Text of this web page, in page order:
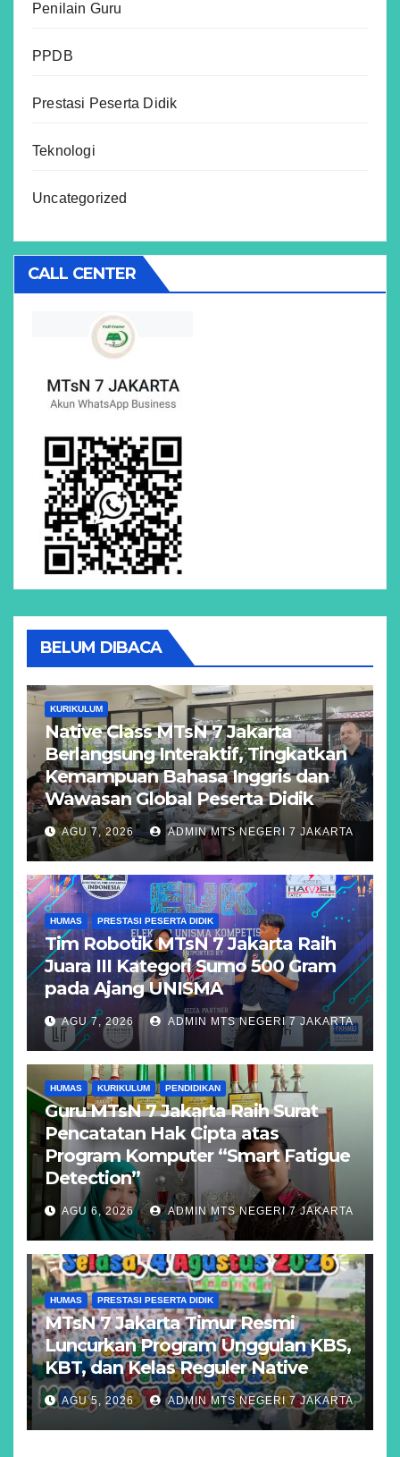
Penilain Guru
PPDB
Prestasi Peserta Didik
Teknologi
Uncategorized
CALL CENTER
BELUM DIBACA
KURIKULUM
Native Class MTsN 7 Jakarta
Berlangsung Interaktif, Tingkatkan
Kemampuan Bahasa Inggris dan
Wawasan Global Peserta Didik
AGU 7, 2026 ADMIN MTS NEGERI 7 JAKARTA
HUMAS PRESTASI PESERTA DIDIK
Tim Robotik MTsN 7 Jakarta Raih
Juara III Kategori Sumo 500 Gram
pada Ajang UNISMA
AGU 7, 2026 ADMIN MTS NEGERI 7 JAKARTA
HUMAS KURIKULUM PENDIDIKAN
Guru MTsN 7 Jakarta Raih Surat
Pencatatan Hak Cipta atas
Program Komputer “Smart Fatigue
Detection”
AGU 6, 2026 ADMIN MTS NEGERI 7 JAKARTA
HUMAS PRESTASI PESERTA DIDIK
MTsN 7 Jakarta Timur Resmi
Luncurkan Program Unggulan KBS,
KBT, dan Kelas Reguler Native
AGU 5, 2026 ADMIN MTS NEGERI 7 JAKARTA